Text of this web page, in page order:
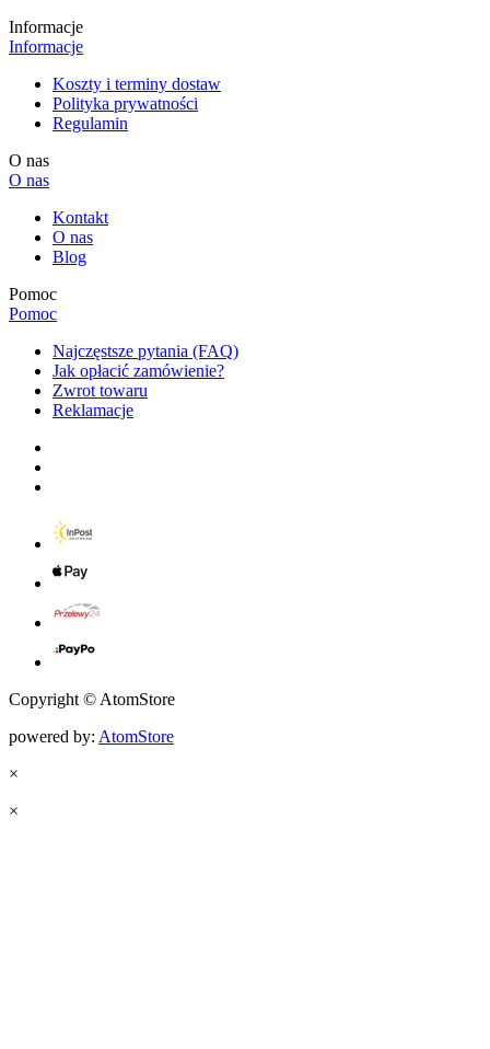
Informacje
Informacje
Koszty i terminy dostaw
Polityka prywatności
Regulamin
O nas
O nas
Kontakt
O nas
Blog
Pomoc
Pomoc
Najczęstsze pytania (FAQ)
Jak opłacić zamówienie?
Zwrot towaru
Reklamacje
Copyright © AtomStore
powered by: AtomStore
×
×